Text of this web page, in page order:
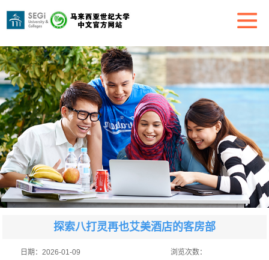
探索八打灵再也艾美酒店的客房部
日期：2026-01-09 浏览次数：